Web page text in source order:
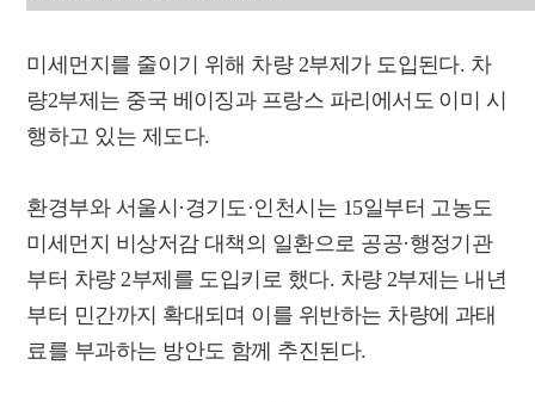
미세먼지를 줄이기 위해 차량 2부제가 도입된다. 차
량2부제는 중국 베이징과 프랑스 파리에서도 이미 시
행하고 있는 제도다.
환경부와 서울시·경기도·인천시는 15일부터 고농도
미세먼지 비상저감 대책의 일환으로 공공·행정기관
부터 차량 2부제를 도입키로 했다. 차량 2부제는 내년
부터 민간까지 확대되며 이를 위반하는 차량에 과태
료를 부과하는 방안도 함께 추진된다.